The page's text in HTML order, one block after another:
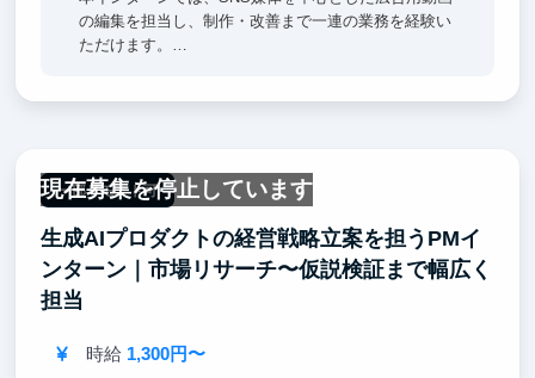
の編集を担当し、制作・改善まで一連の業務を経験い
ただけます。
いる方にとって、実務理解を一段引き上げられる環境
です。
現在募集を停止しています
一部リモート可
生成AIプロダクトの経営戦略立案を担うPMイ
ンターン｜市場リサーチ〜仮説検証まで幅広く
担当
時給 1,300円〜